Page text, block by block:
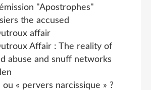
"Apostrophes"
the accused
affair
Affair : The reality of
abuse and snuff networks
ou « pervers narcissique » ?